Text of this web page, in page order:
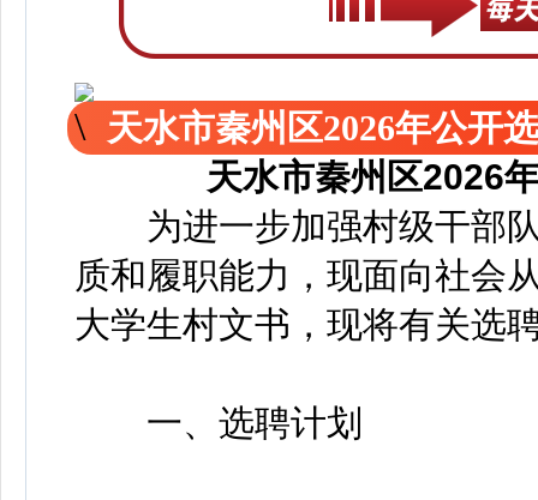
天水市秦州区2026年公开
天水市秦州区2026
为进一步加强村级干部队
质和履职能力，现面向社会
大学生村文书，现将有关选
一、选聘计划